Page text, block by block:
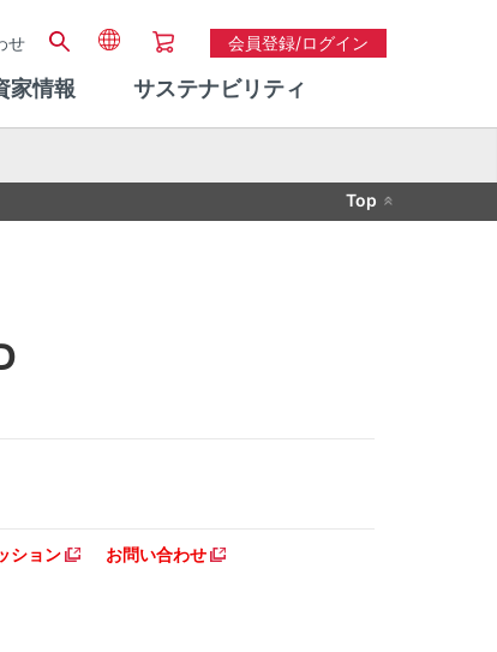
せ 会員登録/ログイン
家情報 サステナビリティ
Top
ション お問い合わせ